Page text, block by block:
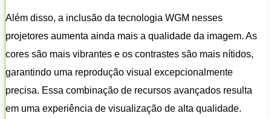
Além disso, a inclusão da tecnologia WGM nesses
projetores aumenta ainda mais a qualidade da imagem. As
cores são mais vibrantes e os contrastes são mais nítidos,
garantindo uma reprodução visual excepcionalmente
precisa. Essa combinação de recursos avançados resulta
em uma experiência de visualização de alta qualidade.